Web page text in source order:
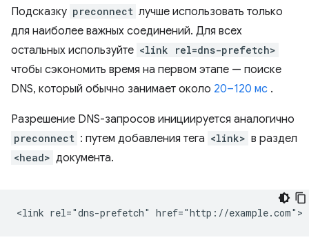
Подсказку preconnect лучше использовать только
для наиболее важных соединений. Для всех
остальных используйте <link rel=dns-prefetch>
чтобы сэкономить время на первом этапе — поиске
DNS, который обычно занимает около 20–120 мс .
Разрешение DNS-запросов инициируется аналогично
preconnect : путем добавления тега <link> в раздел
<head> документа.